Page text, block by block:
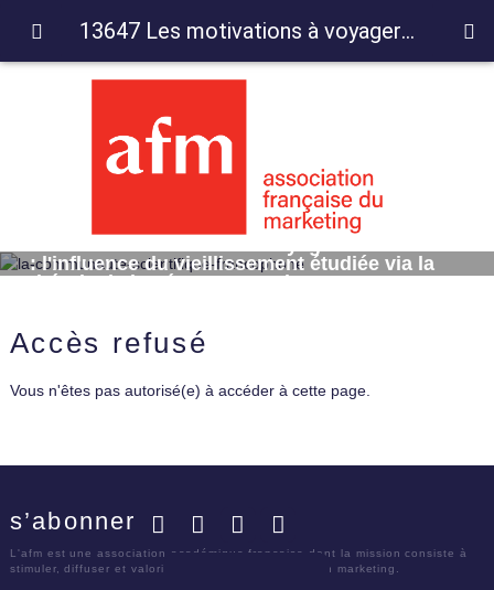
: l'influence du vieillissement étudiée via la
théorie de la gérotranscendance
Accès refusé
Vous n'êtes pas autorisé(e) à accéder à cette page.
s’abonner
L'afm est une association académique française dont la mission consiste à
stimuler, diffuser et valoriser le savoir scientifique en marketing.
13647 Les motivations à voyager des retraités : l'influence du vieillissement étudiée via la théorie de la gérotranscendance